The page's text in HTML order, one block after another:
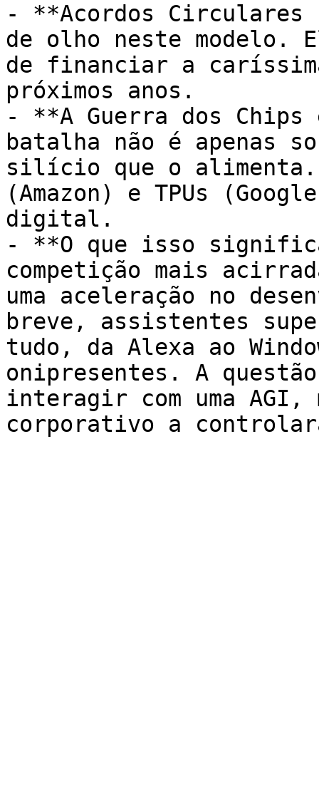
- **Acordos Circulares
de olho neste modelo.
de financiar a
próximos anos.
- **A Guerra dos
batalha não é apenas
silício que o alimenta.
(Amazon) e TPUs
digital.
- **O que isso
competição mais
uma aceleração no
breve, assistentes
tudo, da Alexa ao
onipresentes. A
interagir com uma AGI,
corporativo a